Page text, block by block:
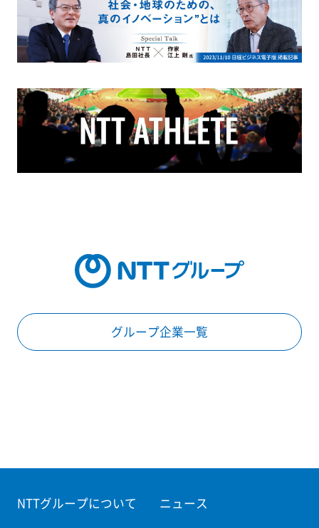
グループ企業一覧
NTTグループについて ニュース